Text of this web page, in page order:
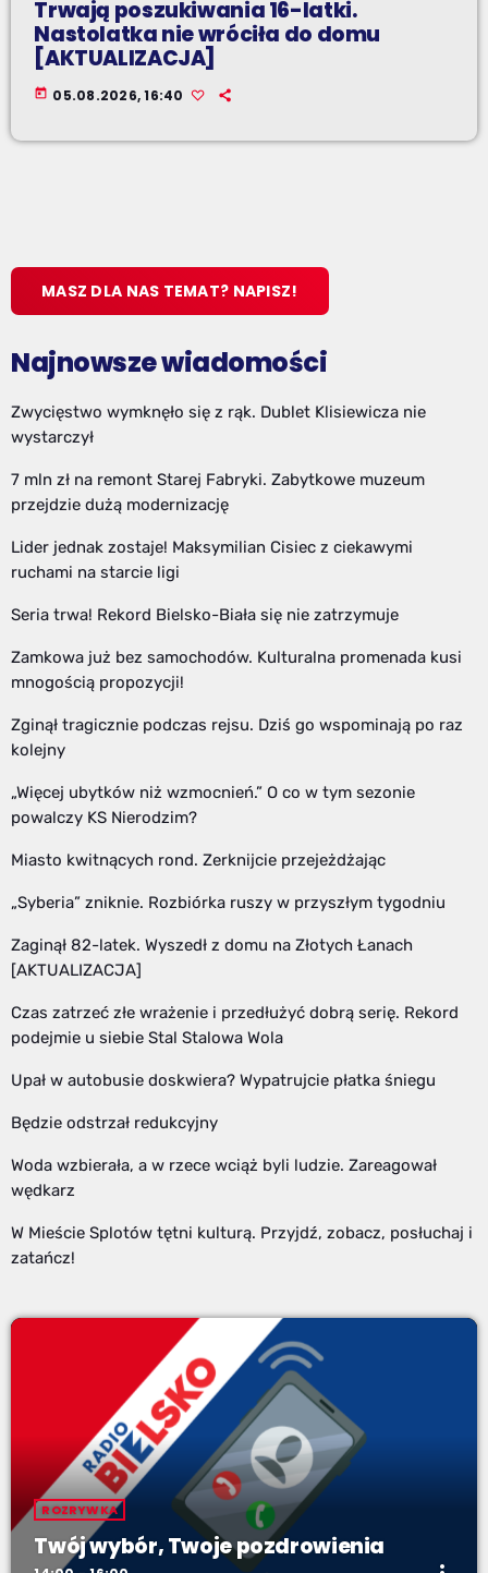
Trwają poszukiwania 16-latki.
Nastolatka nie wróciła do domu
[AKTUALIZACJA]
today 05.08.2026, 16:40
MASZ DLA NAS TEMAT? NAPISZ!
Najnowsze wiadomości
Zwycięstwo wymknęło się z rąk. Dublet Klisiewicza nie
wystarczył
7 mln zł na remont Starej Fabryki. Zabytkowe muzeum
przejdzie dużą modernizację
Lider jednak zostaje! Maksymilian Cisiec z ciekawymi
ruchami na starcie ligi
Seria trwa! Rekord Bielsko-Biała się nie zatrzymuje
Zamkowa już bez samochodów. Kulturalna promenada kusi
mnogością propozycji!
Zginął tragicznie podczas rejsu. Dziś go wspominają po raz
kolejny
„Więcej ubytków niż wzmocnień.” O co w tym sezonie
powalczy KS Nierodzim?
Miasto kwitnących rond. Zerknijcie przejeżdżając
„Syberia” zniknie. Rozbiórka ruszy w przyszłym tygodniu
Zaginął 82-latek. Wyszedł z domu na Złotych Łanach
[AKTUALIZACJA]
Czas zatrzeć złe wrażenie i przedłużyć dobrą serię. Rekord
podejmie u siebie Stal Stalowa Wola
Upał w autobusie doskwiera? Wypatrujcie płatka śniegu
Będzie odstrzał redukcyjny
Woda wzbierała, a w rzece wciąż byli ludzie. Zareagował
wędkarz
W Mieście Splotów tętni kulturą. Przyjdź, zobacz, posłuchaj i
zatańcz!
ROZRYWKA
Twój wybór, Twoje pozdrowienia